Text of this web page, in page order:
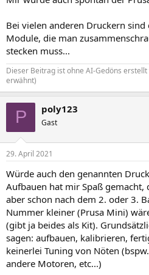
:
Bei vielen anderen Druckern
Module, die man
stecken muss...
Dieser Beitrag ist ohne AI-Gedöns
erwähnt)
P poly123
Gast
29. April 2021
Würde auch den genannten
Aufbauen hat mir Spaß
aber schon nach dem 2. oder 3.
Nummer kleiner (Prusa Mini)
(gibt ja beides als Kit).
sagen: aufbauen, kalibrieren,
keinerlei Tuning von Nöten
andere Motoren, etc...)